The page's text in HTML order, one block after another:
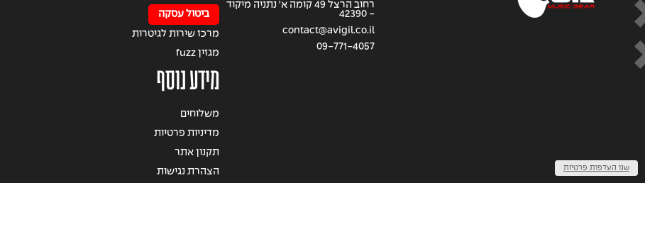
רחוב הרצל 49 קומה א' נתניה מיקוד
- 42390
contact@avigil.co.il
09-771-4057
ביטול עסקה
מרכז שירות לגיטרות
מגזין fuzz
מידע נוסף
משלוחים
מדיניות פרטיות
תקנון אתר
הצהרת נגישות שנו העדפות פרטיות